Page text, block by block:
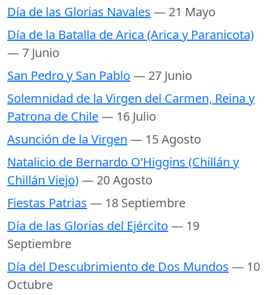
Día de las Glorias Navales — 21 Mayo
Día de la Batalla de Arica (Arica y Paranicota)
— 7 Junio
San Pedro y San Pablo — 27 Junio
Solemnidad de la Virgen del Carmen, Reina y
Patrona de Chile— 16 Julio
Asunción de la Virgen — 15 Agosto
Natalicio de Bernardo O’Higgins (Chillán y
Chillán Viejo)— 20 Agosto
Fiestas Patrias — 18 Septiembre
Día de las Glorias del Ejército — 19
Septiembre
Día del Descubrimiento de Dos Mundos — 10
Octubre